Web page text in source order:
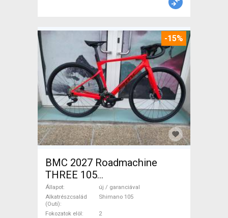
-15%
BMC 2027 Roadmachine
THREE 105
(47,51,54,56,58,61) Országúti
Shimano 105 tárcsafék új /
garanciával ELADÓ
Állapot
új / garanciával
Alkatrészcsalád
(Outi)
Shimano 105
Fokozatok elöl
2